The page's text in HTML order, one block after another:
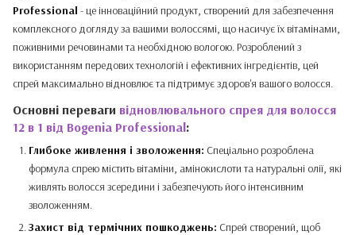
Professional - це інноваційний продукт, створений для забезпечення
комплексного догляду за вашими волоссямі, що насичує їх вітамінами,
поживними речовинами та необхідною вологою. Розроблений з
використанням передових технологій і ефективних інгредієнтів, цей
спрей максимально відновлює та підтримує здоров'я вашого волосся.
Основні переваги відновлювального спрея для волосся
12 в 1 від Bogenia Professional:
Глибоке живлення і зволоження: Спеціально розроблена
формула спрею містить вітаміни, амінокислоти та натуральні олії, які
живлять волосся зсередини і забезпечують його інтенсивним
зволоженням.
Захист від термічних пошкоджень: Спрей створений, щоб